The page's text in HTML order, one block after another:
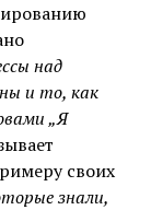
над
и то, как
„Я
своих
знали,